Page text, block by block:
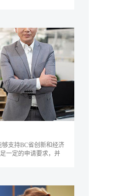
。
支持BC省创新和经济
一定的申请要求，并